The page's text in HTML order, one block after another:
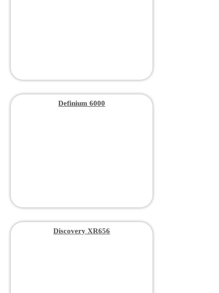
Definium 6000
Discovery XR656